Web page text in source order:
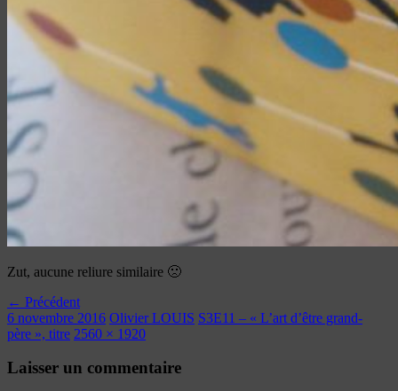
Zut, aucune reliure similaire 🙁
← Précédent
6 novembre 2016 Olivier LOUIS S3E11 – « L’art d’être grand-
père », titre 2560 × 1920
Laisser un commentaire